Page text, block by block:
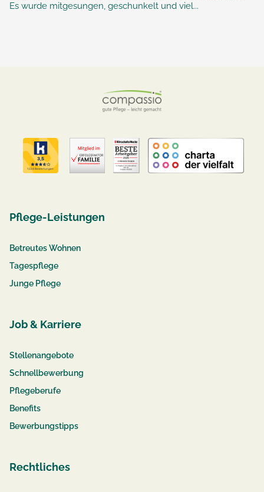
Es wurde mitgesungen, geschunkelt und viel...
Pflege-Leistungen
Betreutes Wohnen
Tagespflege
Junge Pflege
Job & Karriere
Stellenangebote
Schnellbewerbung
Pflegeberufe
Benefits
Bewerbungstipps
Rechtliches